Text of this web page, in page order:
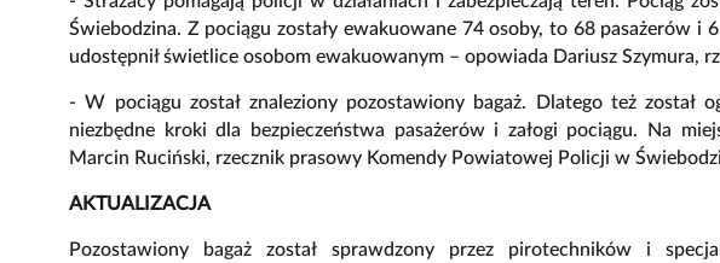
Świebodzina. Z pociągu zostały ewakuowane 74 osoby, to 68 pasażerów i
udostępnił świetlice osobom ewakuowanym – opowiada Dariusz Szymura,
- W pociągu został znaleziony pozostawiony bagaż. Dlatego też został
niezbędne kroki dla bezpieczeństwa pasażerów i załogi pociągu. Na
Marcin Ruciński, rzecznik prasowy Komendy Powiatowej Policji w
AKTUALIZACJA
Pozostawiony bagaż został sprawdzony przez pirotechników i